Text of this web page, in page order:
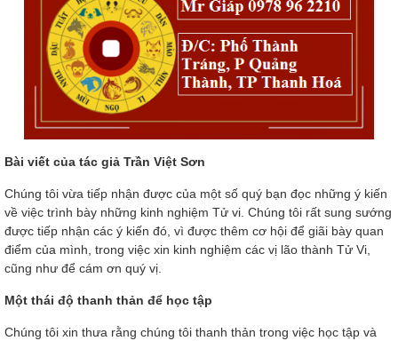
Bài viết của tác giả Trần Việt Sơn
Chúng tôi vừa tiếp nhận được của một số quý bạn đọc những ý kiến
về việc trình bày những kinh nghiệm Tử vi. Chúng tôi rất sung sướng
được tiếp nhận các ý kiến đó, vì được thêm cơ hội để giãi bày quan
điểm của mình, trong việc xin kinh nghiệm các vị lão thành Tử Vi,
cũng như để cám ơn quý vị.
Một thái độ thanh thản để học tập
Chúng tôi xin thưa rằng chúng tôi thanh thản trong việc học tập và